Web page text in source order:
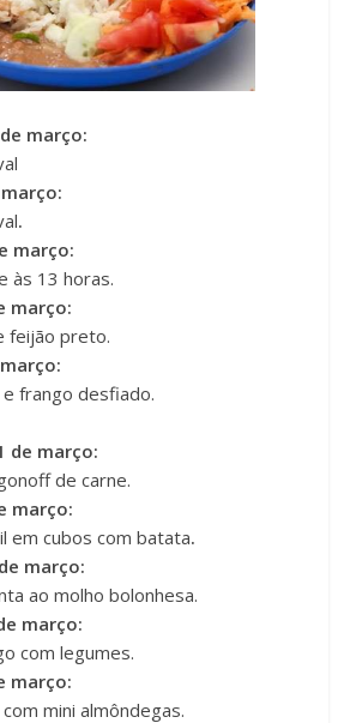
março:
.
março:
às 13 horas.
março:
feijão preto.
frango desfiado.
de março:
de carne.
março:
em cubos com batata.
março:
ao molho bolonhesa.
março:
com legumes.
março:
mini almôndegas.